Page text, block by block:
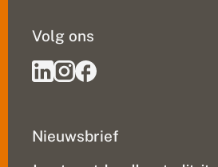
Nieuwsbrief
Volg ons